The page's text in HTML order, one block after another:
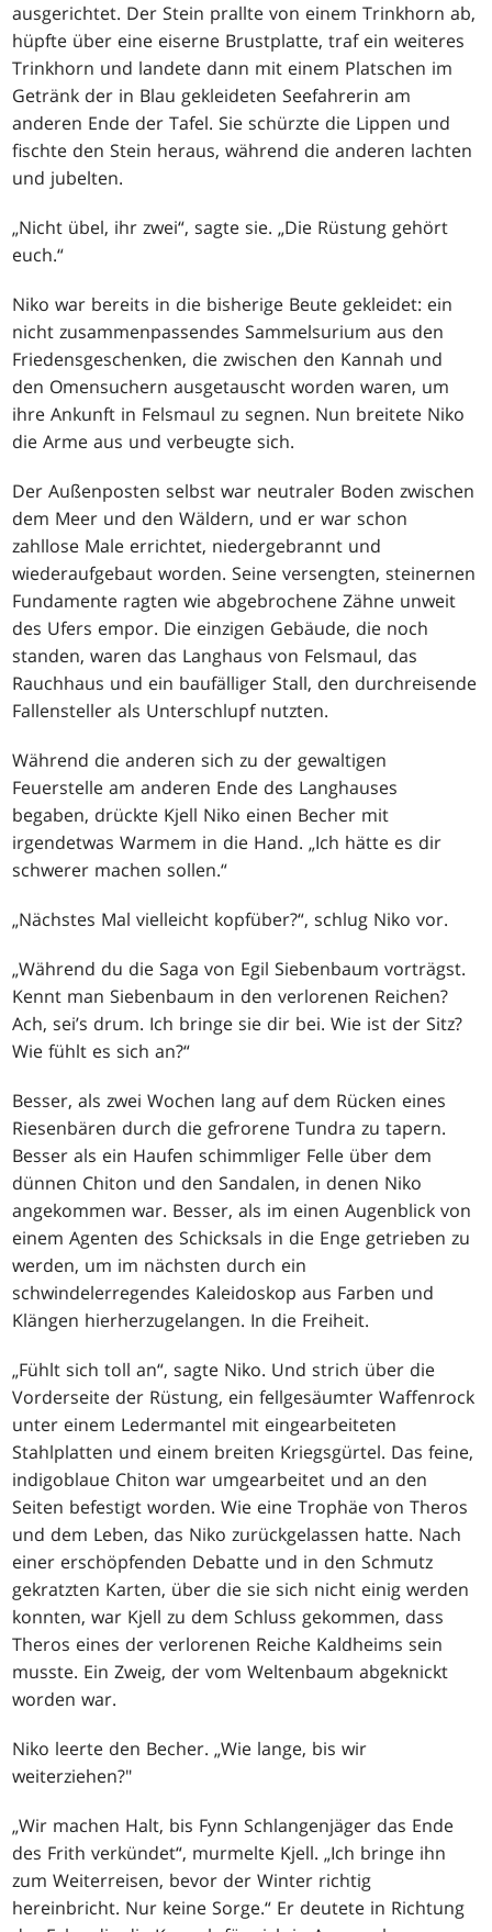
ausgerichtet. Der Stein prallte von einem Trinkhorn ab,
hüpfte über eine eiserne Brustplatte, traf ein weiteres
Trinkhorn und landete dann mit einem Platschen im
Getränk der in Blau gekleideten Seefahrerin am
anderen Ende der Tafel. Sie schürzte die Lippen und
fischte den Stein heraus, während die anderen lachten
und jubelten.
„Nicht übel, ihr zwei“, sagte sie. „Die Rüstung gehört
euch.“
Niko war bereits in die bisherige Beute gekleidet: ein
nicht zusammenpassendes Sammelsurium aus den
Friedensgeschenken, die zwischen den Kannah und
den Omensuchern ausgetauscht worden waren, um
ihre Ankunft in Felsmaul zu segnen. Nun breitete Niko
die Arme aus und verbeugte sich.
Der Außenposten selbst war neutraler Boden zwischen
dem Meer und den Wäldern, und er war schon
zahllose Male errichtet, niedergebrannt und
wiederaufgebaut worden. Seine versengten, steinernen
Fundamente ragten wie abgebrochene Zähne unweit
des Ufers empor. Die einzigen Gebäude, die noch
standen, waren das Langhaus von Felsmaul, das
Rauchhaus und ein baufälliger Stall, den durchreisende
Fallensteller als Unterschlupf nutzten.
Während die anderen sich zu der gewaltigen
Feuerstelle am anderen Ende des Langhauses
begaben, drückte Kjell Niko einen Becher mit
irgendetwas Warmem in die Hand. „Ich hätte es dir
schwerer machen sollen.“
„Nächstes Mal vielleicht kopfüber?“, schlug Niko vor.
„Während du die Saga von Egil Siebenbaum vorträgst.
Kennt man Siebenbaum in den verlorenen Reichen?
Ach, sei’s drum. Ich bringe sie dir bei. Wie ist der Sitz?
Wie fühlt es sich an?“
Besser, als zwei Wochen lang auf dem Rücken eines
Riesenbären durch die gefrorene Tundra zu tapern.
Besser als ein Haufen schimmliger Felle über dem
dünnen Chiton und den Sandalen, in denen Niko
angekommen war. Besser, als im einen Augenblick von
einem Agenten des Schicksals in die Enge getrieben zu
werden, um im nächsten durch ein
schwindelerregendes Kaleidoskop aus Farben und
Klängen hierherzugelangen. In die Freiheit.
„Fühlt sich toll an“, sagte Niko. Und strich über die
Vorderseite der Rüstung, ein fellgesäumter Waffenrock
unter einem Ledermantel mit eingearbeiteten
Stahlplatten und einem breiten Kriegsgürtel. Das feine,
indigoblaue Chiton war umgearbeitet und an den
Seiten befestigt worden. Wie eine Trophäe von Theros
und dem Leben, das Niko zurückgelassen hatte. Nach
einer erschöpfenden Debatte und in den Schmutz
gekratzten Karten, über die sie sich nicht einig werden
konnten, war Kjell zu dem Schluss gekommen, dass
Theros eines der verlorenen Reiche Kaldheims sein
musste. Ein Zweig, der vom Weltenbaum abgeknickt
worden war.
Niko leerte den Becher. „Wie lange, bis wir
weiterziehen?"
„Wir machen Halt, bis Fynn Schlangenjäger das Ende
des Frith verkündet“, murmelte Kjell. „Ich bringe ihn
zum Weiterreisen, bevor der Winter richtig
hereinbricht. Nur keine Sorge.“ Er deutete in Richtung